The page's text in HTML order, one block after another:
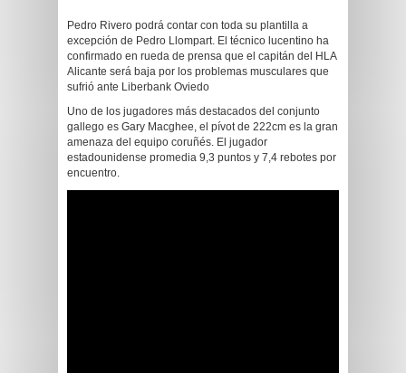
Pedro Rivero podrá contar con toda su plantilla a
excepción de Pedro Llompart. El técnico lucentino ha
confirmado en rueda de prensa que el capitán del HLA
Alicante será baja por los problemas musculares que
sufrió ante Liberbank Oviedo
Uno de los jugadores más destacados del conjunto
gallego es Gary Macghee, el pívot de 222cm es la gran
amenaza del equipo coruñés. El jugador
estadounidense promedia 9,3 puntos y 7,4 rebotes por
encuentro.